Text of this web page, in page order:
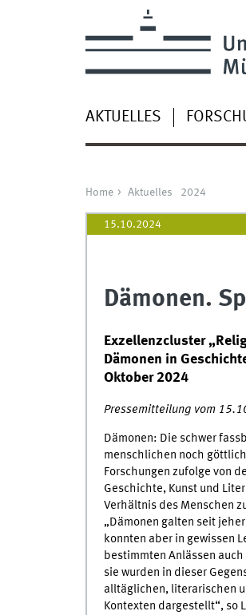
AKTUELLES
Home Aktuelles 2024
15.10.2024
Dämonen.
Exzellenzcluster
Dämonen in
Oktober 2024
Pressemitteilung vom
Dämonen: Die schwer
menschlichen noch
Forschungen zufolge von
Geschichte, Kunst und
Verhältnis des Menschen
„Dämonen galten seit
konnten aber in gewissen
bestimmten Anlässen
sie wurden in dieser
alltäglichen, literarischen
Kontexten dargestellt“, so